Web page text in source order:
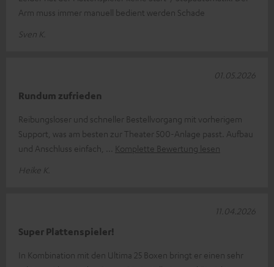
Arm muss immer manuell bedient werden Schade
Sven K.
Rundum zufrieden
Reibungsloser und schneller Bestellvorgang mit vorherigem
Support, was am besten zur Theater 500-Anlage passt. Aufbau
und Anschluss einfach,
Komplette Bewertung lesen
Heike K.
01.05.2026
Super Plattenspieler!
In Kombination mit den Ultima 25 Boxen bringt er einen sehr
11.04.2026